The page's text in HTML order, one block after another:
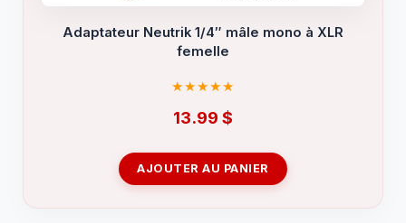
Adaptateur Neutrik 1/4″ mâle mono à XLR
femelle
13.99 $
AJOUTER AU PANIER